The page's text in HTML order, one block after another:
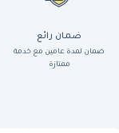
ضمان رائع
ضمان لمدة عامين مع خدمة
ممتازة